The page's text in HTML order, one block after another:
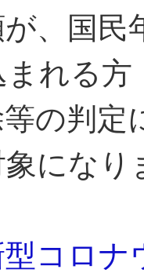
、国民
れる方
等の判
になり
型コロナ